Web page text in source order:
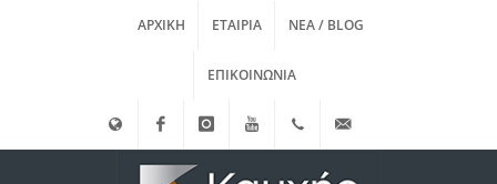
ΑΡΧΙΚΉ ΕΤΑΙΡΊΑ ΝΈΑ / BLOG
ΕΠΙΚΟΙΝΩΝΊΑ
FacebookinstagramYoutube (+30)info@kamxis.gr